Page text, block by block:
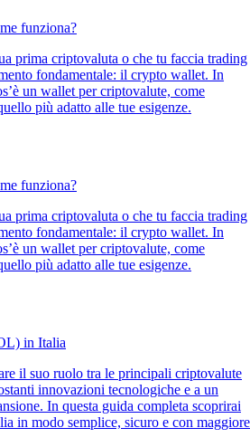
funziona?
prima criptovaluta o che tu faccia trading
fondamentale: il crypto wallet. In
un wallet per criptovalute, come
più adatto alle tue esigenze.
funziona?
prima criptovaluta o che tu faccia trading
fondamentale: il crypto wallet. In
un wallet per criptovalute, come
più adatto alle tue esigenze.
in Italia
il suo ruolo tra le principali criptovalute
innovazioni tecnologiche e a un
In questa guida completa scoprirai
in modo semplice, sicuro e con maggiore